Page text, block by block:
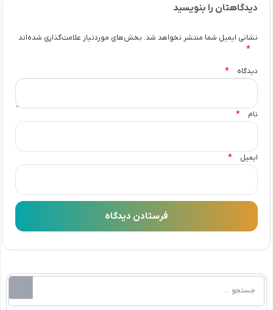
دیدگاهتان را بنویسید
نشانی ایمیل شما منتشر نخواهد شد. بخش‌های موردنیاز علامت‌گذاری شده‌اند
*
دیدگاه *
نام *
ایمیل *